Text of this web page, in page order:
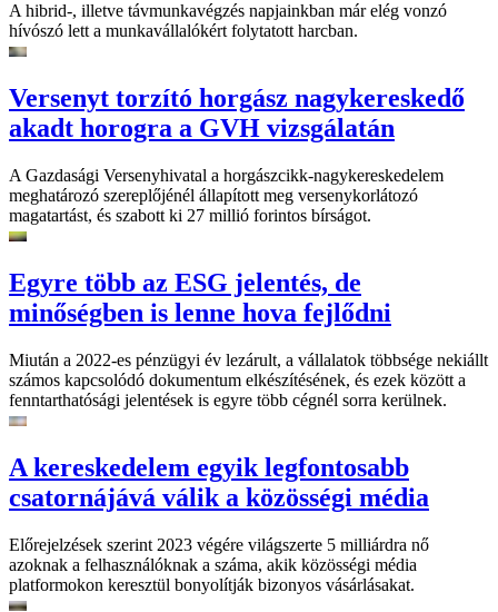
A hibrid-, illetve távmunkavégzés napjainkban már elég vonzó
hívószó lett a munkavállalókért folytatott harcban.
Versenyt torzító horgász nagykereskedő
akadt horogra a GVH vizsgálatán
A Gazdasági Versenyhivatal a horgászcikk-nagykereskedelem
meghatározó szereplőjénél állapított meg versenykorlátozó
magatartást, és szabott ki 27 millió forintos bírságot.
Egyre több az ESG jelentés, de
minőségben is lenne hova fejlődni
Miután a 2022-es pénzügyi év lezárult, a vállalatok többsége nekiállt
számos kapcsolódó dokumentum elkészítésének, és ezek között a
fenntarthatósági jelentések is egyre több cégnél sorra kerülnek.
A kereskedelem egyik legfontosabb
csatornájává válik a közösségi média
Előrejelzések szerint 2023 végére világszerte 5 milliárdra nő
azoknak a felhasználóknak a száma, akik közösségi média
platformokon keresztül bonyolítják bizonyos vásárlásakat.